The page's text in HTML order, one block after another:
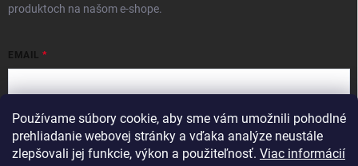
Používame súbory cookie, aby sme vám umožnili pohodlné
prehliadanie webovej stránky a vďaka analýze neustále
zlepšovali jej funkcie, výkon a použiteľnosť. Viac informácií
produktoch na našom e-shope.
EMAIL
Vložením e-mailu súhlasíte spodmienkami ochrany osobných údajov
Prihlásiť sa